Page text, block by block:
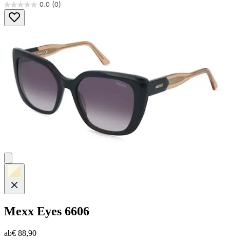
0.0 (0)
0.0
von
5
Mexx Eyes 6606
ab€ 88,90